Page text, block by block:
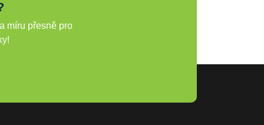
míru přesně pro